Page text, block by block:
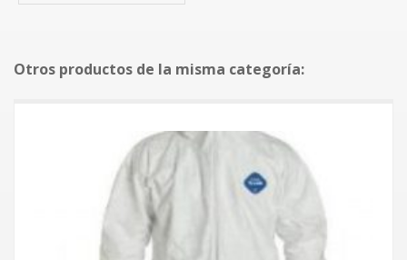
Otros productos de la misma categoría: